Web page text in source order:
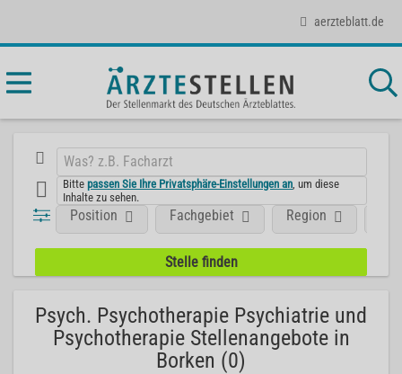
aerzteblatt.de
Bittepassen Sie Ihre Privatsphäre-Einstellungen an , um diese
Inhalte zu sehen.
Position Fachgebiet Region
Psych. Psychotherapie Psychiatrie und
Psychotherapie Stellenangebote in
Borken (0)